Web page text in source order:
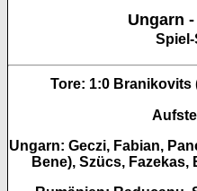
Ungarn
Tore: 1:0 Branikovits
Ungarn: Geczi, Fabian,
Bene), Szücs,